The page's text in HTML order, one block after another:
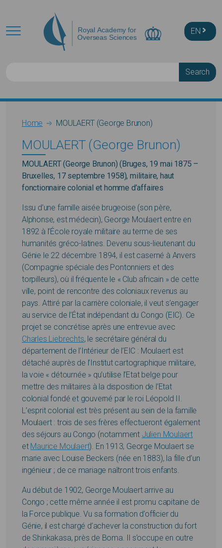
EN
Breadcrumb
Home MOULAERT (George Brunon)
MOULAERT (George Brunon)
MOULAERT (George Brunon) (Bruges, 19 mai 1875 –
Bruxelles, 17 septembre 1958), militaire, haut
fonctionnaire colonial et homme d’affaires
Issu d’une famille aisée brugeoise (son père,
Alphonse, est médecin), George Moulaert entre en
1892 à l’École royale militaire au terme de ses
humanités gréco-latines. Devenu sous-lieutenant du
Génie le 22 décembre 1894, il est caserné à Anvers
(Compagnie spéciale des Pontonniers et des
torpilleurs), où il fréquente le « Club africain » de cette
ville, point de rencontre des coloniaux revenus au
pays. Attiré par la carrière coloniale, il veut s’engager
au service de l’État indépendant du Congo (EIC). Ce
projet se concrétise après une entrevue avec
Charles Liebrechts, le secrétaire général du
département de l’Intérieur de l’EIC : Moulaert est
détaché auprès de l’Institut cartographique militaire,
la voie « détournée » qu’utilise l’Etat belge pour
mettre des militaires à la disposition de l’Etat
colonial fondé et gouverné par le roi Léopold II.
L’esprit colonial est très présent au sein de la famille
Moulaert : trois de ses frères effectueront également
des séjours au Congo (notamment Julien Moulaert
et Maurice Moulaert). En 1913, George Moulaert se
marie avec Louise Beckers (née en 1883), la fille d’un
ingénieur ; de ce mariage naîtront trois enfants.
Au début de 1902, George Moulaert arrive au
Congo ; cette même année il est promu capitaine de
la Force publique. Vu sa formation d’officier du
Génie, il est chargé d’achever la construction du fort
de Shinkakasa, près de Boma. Il s’occupe en outre